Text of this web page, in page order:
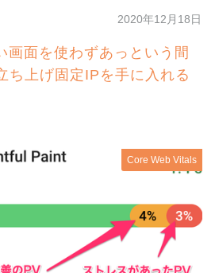
2020年12月18日
画面を使わずあっという間
ち上げ固定IPを手に入れる
Core Web Vitals